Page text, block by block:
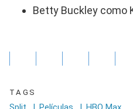
Betty Buckley como
TAGS